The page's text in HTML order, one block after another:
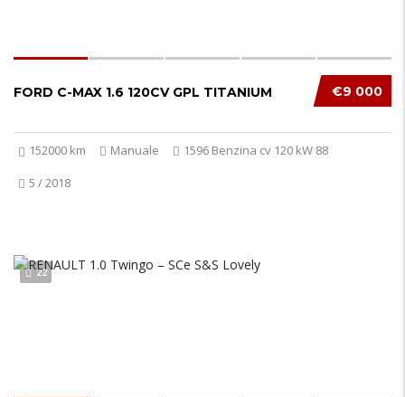
€9 000
FORD C-MAX 1.6 120CV GPL TITANIUM
152000 km Manuale
1596 Benzina cv 120 kW 88
5 / 2018
22